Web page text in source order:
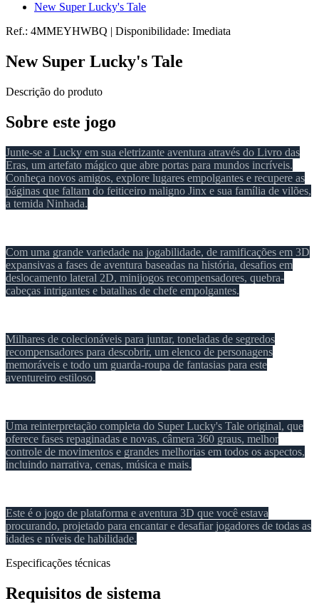
New Super Lucky's Tale
Ref.: 4MMEYHWBQ | Disponibilidade: Imediata
New Super Lucky's Tale
Descrição do produto
Sobre este jogo
Junte-se a Lucky em sua eletrizante aventura através do Livro das
Eras, um artefato mágico que abre portas para mundos incríveis.
Conheça novos amigos, explore lugares empolgantes e recupere as
páginas que faltam do feiticeiro maligno Jinx e sua família de vilões,
a temida Ninhada.
Com uma grande variedade na jogabilidade, de ramificações em 3D
expansivas a fases de aventura baseadas na história, desafios em
deslocamento lateral 2D, minijogos recompensadores, quebra-
cabeças intrigantes e batalhas de chefe empolgantes.
Milhares de colecionáveis para juntar, toneladas de segredos
recompensadores para descobrir, um elenco de personagens
memoráveis e todo um guarda-roupa de fantasias para este
aventureiro estiloso.
Uma reinterpretação completa do Super Lucky's Tale original, que
oferece fases repaginadas e novas, câmera 360 graus, melhor
controle de movimentos e grandes melhorias em todos os aspectos,
incluindo narrativa, cenas, música e mais.
Este é o jogo de plataforma e aventura 3D que você estava
procurando, projetado para encantar e desafiar jogadores de todas as
idades e níveis de habilidade.
Especificações técnicas
Requisitos de sistema